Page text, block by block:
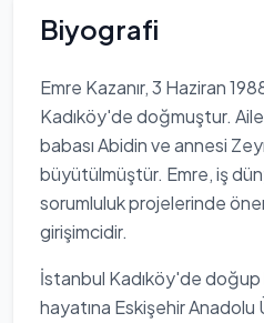
Biyografi
Emre Kazanır, 3 Haziran
Kadıköy'de doğmuştur.
babası Abidin ve annesi
büyütülmüştür. Emre, iş
sorumluluk projelerinde
girişimcidir.
İstanbul Kadıköy'de
hayatına Eskişehir